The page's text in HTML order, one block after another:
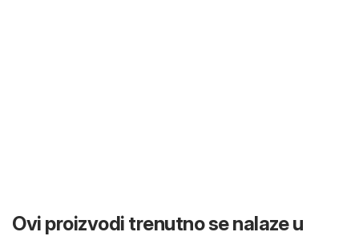
Ovi proizvodi trenutno se nalaze u